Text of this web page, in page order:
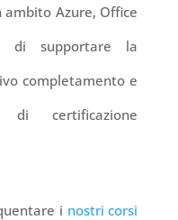
ambito Azure, Office
di supportare la
completamento e
di certificazione
i nostri corsi